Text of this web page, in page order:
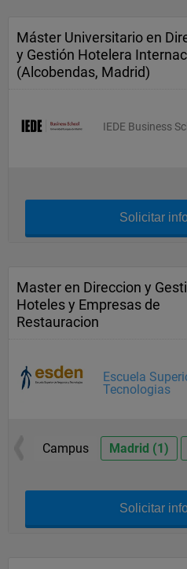
Máster Universitario en
y Gestión Hotelera
(Alcobendas, Madrid)
IEDE Business
Solicitar
Master en Direccion y
Hoteles y Empresas de
Restauracion
Escuela
Tecnologias
Campus Madrid (1)
Solicitar